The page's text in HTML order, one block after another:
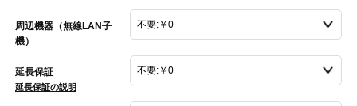
周辺機器（無線LAN子
機）
延長保証
延長保証の説明